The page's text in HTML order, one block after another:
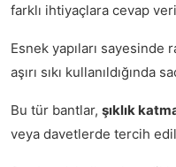
farklı ihtiyaçlara cevap
Esnek yapıları sayesinde
aşırı sıkı kullanıldığında
Bu tür bantlar, şıklık
veya davetlerde tercih